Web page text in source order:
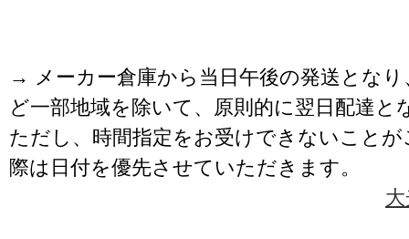
→ メーカー倉庫から当日午後の発送となり
ど一部地域を除いて、原則的に翌日配達と
ただし、時間指定をお受けできないこと
際は日付を優先させていただきます。